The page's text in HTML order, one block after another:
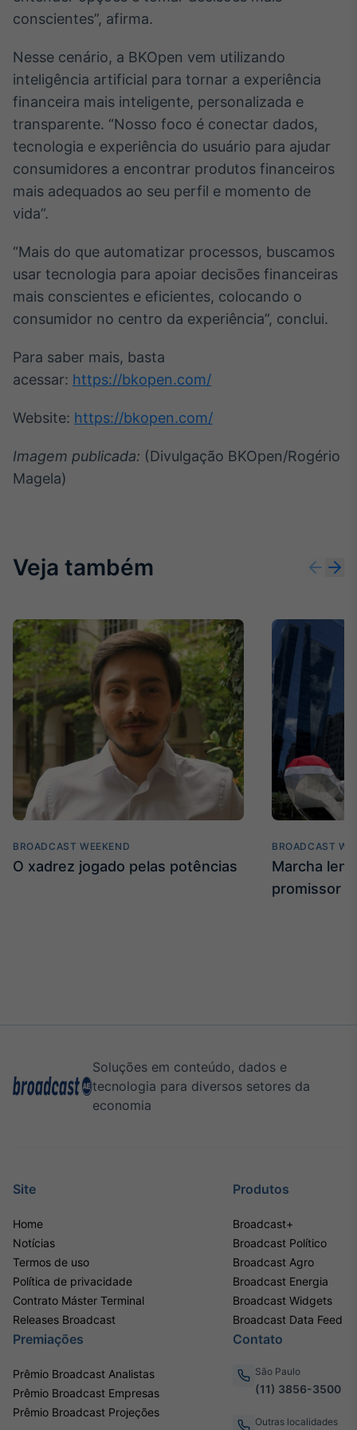
conscientes”, afirma.
Nesse cenário, a BKOpen vem utilizando
inteligência artificial para tornar a experiência
financeira mais inteligente, personalizada e
transparente. “Nosso foco é conectar dados,
tecnologia e experiência do usuário para ajudar
consumidores a encontrar produtos financeiros
mais adequados ao seu perfil e momento de
vida”.
“Mais do que automatizar processos, buscamos
usar tecnologia para apoiar decisões financeiras
mais conscientes e eficientes, colocando o
consumidor no centro da experiência”, conclui.
Para saber mais, basta
acessar: https://bkopen.com/
Website: https://bkopen.com/
Imagem publicada: (Divulgação BKOpen/Rogério
Magela)
Veja também
BROADCAST WEEKEND
O xadrez jogado pelas potências
BROADCAST
Marcha
promissor
Soluções em conteúdo, dados e
tecnologia para diversos setores da
economia
Site
Home
Notícias
Termos de uso
Política de privacidade
Contrato Máster Terminal
Releases Broadcast
Produtos
Broadcast+
Broadcast Político
Broadcast Agro
Broadcast Energia
Broadcast Widgets
Broadcast Data Feed
Premiações
Prêmio Broadcast Analistas
Prêmio Broadcast Empresas
Prêmio Broadcast Projeções
Contato
São Paulo
(11) 3856-3500
Outras localidades